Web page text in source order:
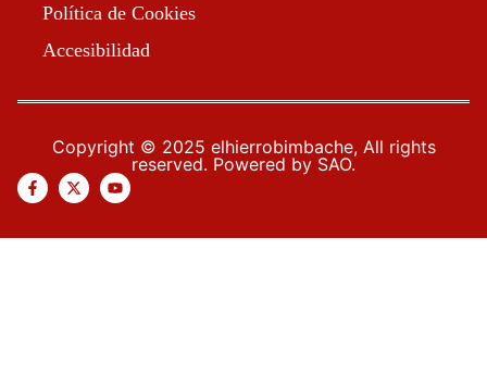
Política de Cookies
Accesibilidad
Copyright © 2025 elhierrobimbache, All rights
reserved. Powered by SAO.